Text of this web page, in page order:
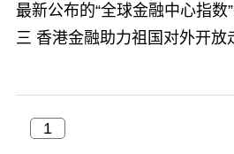
最新公布的“全球金融中心指数
三 香港金融助力祖国对外开放